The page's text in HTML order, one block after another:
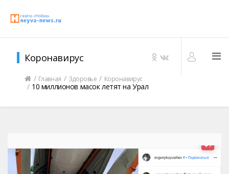
Коронавирус
Главная Здоровье Коронавирус
10 миллионов масок летят на Урал